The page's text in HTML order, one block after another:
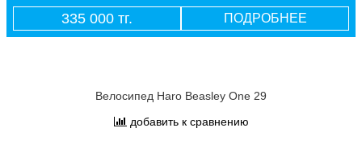
335 000 тг. ПОДРОБНЕЕ
Велосипед Haro Beasley One 29
добавить к сравнению